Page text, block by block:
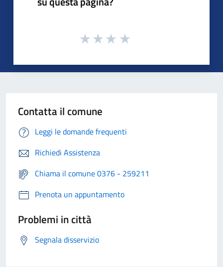
Contatta il comune
Leggi le domande frequenti
Richiedi Assistenza
Chiama il comune 0376 - 259211
Prenota un appuntamento
Problemi in città
Segnala disservizio